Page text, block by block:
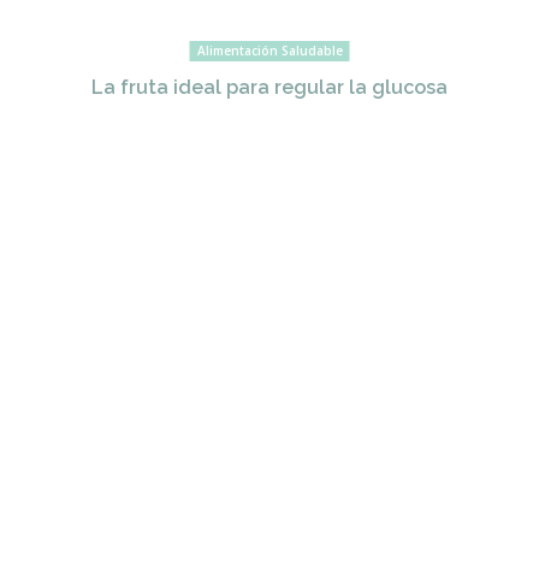
Alimentación Saludable
La fruta ideal para regular la glucosa